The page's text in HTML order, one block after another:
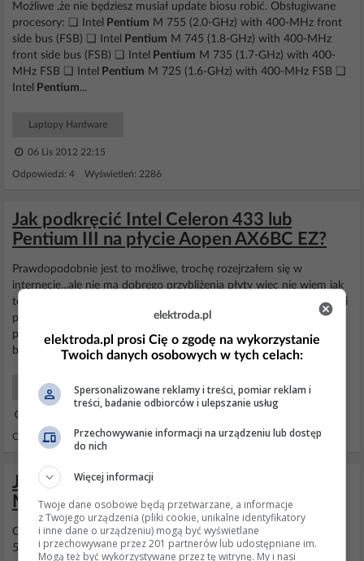
Możliwe ,że nie będziesz musiał update biosu robić. Obsługiwane
procesory: ❏ Intel
Pentium M 755 (2.0-GHz) with 400-MHz front
side bus (FSB) ❏ Intel
Pentium M 745 (1.8-GHz) with 400-MHz
front side bus (FSB) ❏ Intel
Pentium M 735 (1.7-GHz) with 400-
MHz FSB ❏ Intel
Pentium M 725 (1.6-GHz) with 400-MHz FSB ❏
Intel
Pentium...
Laptopy Hardware
06 Lis 2012 22:15
Odpowiedzi: 4 Wyświetleń: 2286
Jak podkręcić Intel Celeron 433 lub
Pentium III na płycie Aopen AX6BC EZ?
Prawdopodobnie jest to możliwe, trochę rozejrzałem się w
internecie...ale nie ma dobrego przybliżenia płyty więc nie wiem jak
to dokładnie wygląda na samej płycie, jeśli oferuje jakieś możliwości
podkręcania to raczej chyba tylko zmianę częstotliwości z poziomu
płyty, gdybyś dał jakieś ładne zdjęcie płyty głównej to można by
było więcej powiedzieć......
Komputery Eksploatacja
Odpowiedzi: 1 Wyświetleń: 1186
Jaki zasilacz FEEL ESP-300ATXSP4 lub
MGB-350 do Celeron 300 i Pentium 500?
Obojętnie. Te zestawy pobiarają kilkadziesiąt wat (pierwszy około
50, drugi 80 - "w stresie"). Zasilacze będą miały ogromny "zapas
elektroda.pl
elektroda.pl prosi Cię o zgodę na wykorzystanie
Twoich danych osobowych w tych celach:
Spersonalizowane reklamy i treści, pomiar reklam i
treści, badanie odbiorców i ulepszanie usług
Przechowywanie informacji na urządzeniu lub dostęp
do nich
Więcej informacji
Twoje dane osobowe będą przetwarzane, a informacje
z Twojego urządzenia (pliki cookie, unikalne identyfikatory
i inne dane o urządzeniu) mogą być wyświetlane
i przechowywane przez 201 partnerów lub udostępniane im.
Mogą też być wykorzystywane przez tę witrynę. My i nasi